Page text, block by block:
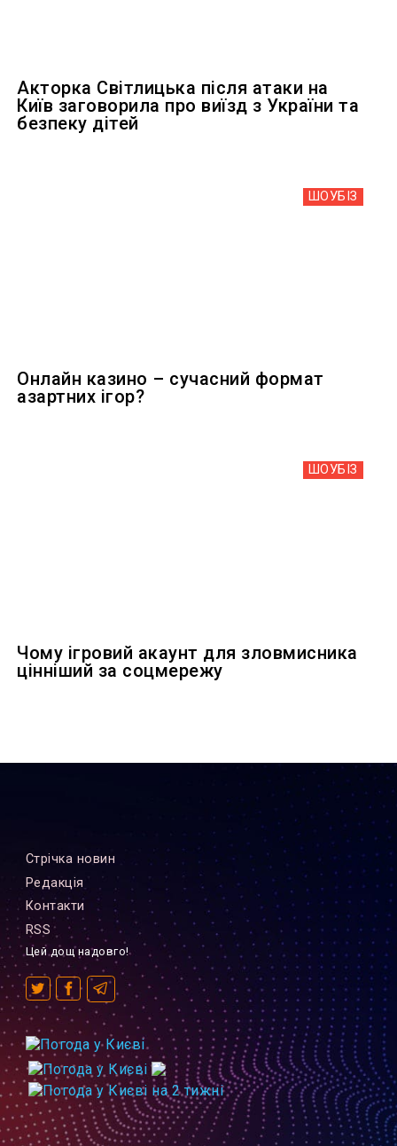
Акторка Світлицька після атаки на
Київ заговорила про виїзд з України та
безпеку дітей
ШОУБIЗ
Онлайн казино – сучасний формат
азартних ігор?
ШОУБIЗ
Чому ігровий акаунт для зловмисника
цінніший за соцмережу
Стрiчка новин
Редакцiя
Контакти
RSS
Цей дощ надовго!